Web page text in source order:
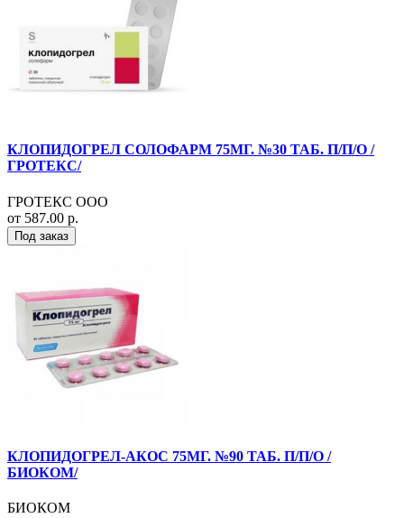
КЛОПИДОГРЕЛ СОЛОФАРМ 75МГ. №30 ТАБ. П/П/О /
ГРОТЕКС/
ГРОТЕКС ООО
от 587.00 р.
Под заказ
КЛОПИДОГРЕЛ-АКОС 75МГ. №90 ТАБ. П/П/О /
БИОКОМ/
БИОКОМ